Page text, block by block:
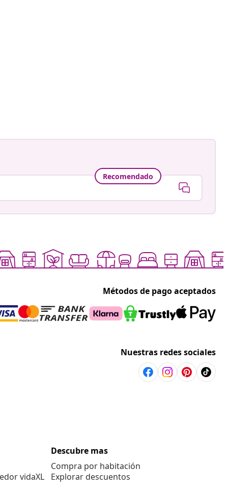
Recomendado
Métodos de pago aceptados
Nuestras redes sociales
vidaXL
Descubre mas
Compra por habitación
Explorar descuentos